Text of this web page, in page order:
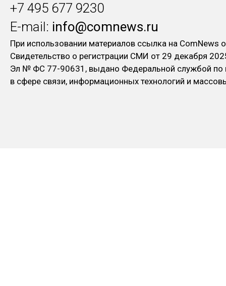
+7 495 677 9230
E-mail: info@comnews.ru
При использовании материалов ссылка на ComNews
Свидетельство о регистрации СМИ от 29 декабря
Эл № ФC 77-90631, выдано Федеральной службой по
в сфере связи, информационных технологий и